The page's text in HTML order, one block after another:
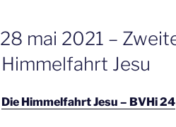
GEPLAATST
OP
28 mai 2021 –
Himmelfahrt Jesu
Die Himmelfahrt Jesu – BVHi 24